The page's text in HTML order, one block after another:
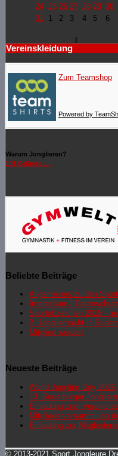
24 25 26 27 28 29 30
31 1 2 3 4 5 6
Vereinskleidung
Zum Teamshop
Powered by
Warum Jonglieren?
101 Gründe ....
Beliebte Beiträge
Allgemeines zu den
Impressum / Datenschutz
Sportabzeichen 2015 -
2. Jongliernacht in
Mitglied werden
Neueste Beiträge
World Juggling Day 2026
13. Suderburger
Einladung zum
Mitgliederversammlung
Einladung zur
© 2013-2021 Sport Jongleure